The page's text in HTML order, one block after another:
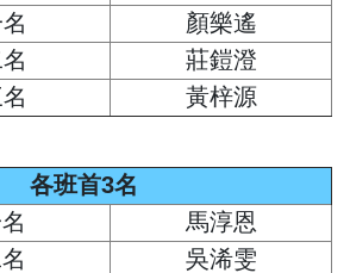
顏樂遙
莊鎧澄
黃梓源
各班首3名
馬淳恩
吳浠雯